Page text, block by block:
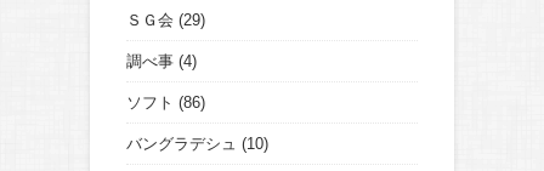
ＳＧ会 (29)
調べ事 (4)
ソフト (86)
バングラデシュ (10)